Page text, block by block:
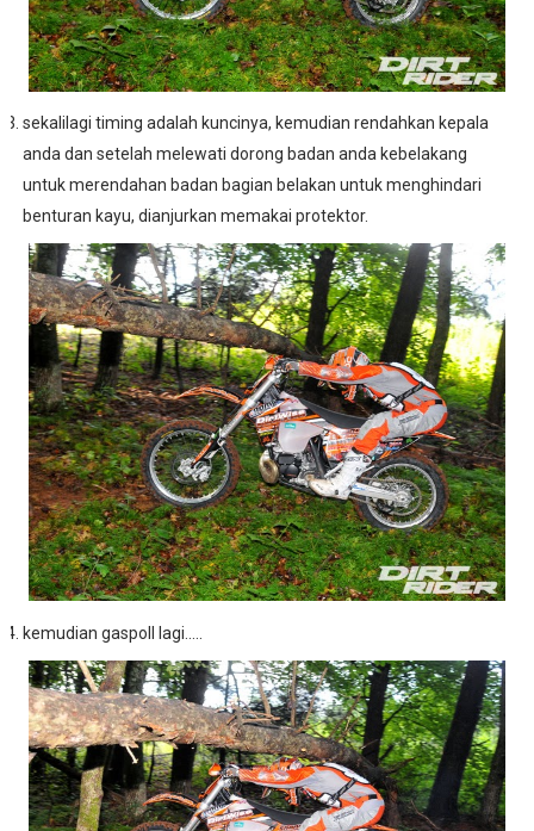
sekalilagi timing adalah kuncinya, kemudian rendahkan kepala
anda dan setelah melewati dorong badan anda kebelakang
untuk merendahan badan bagian belakan untuk menghindari
benturan kayu, dianjurkan memakai protektor.
kemudian gaspoll lagi.....